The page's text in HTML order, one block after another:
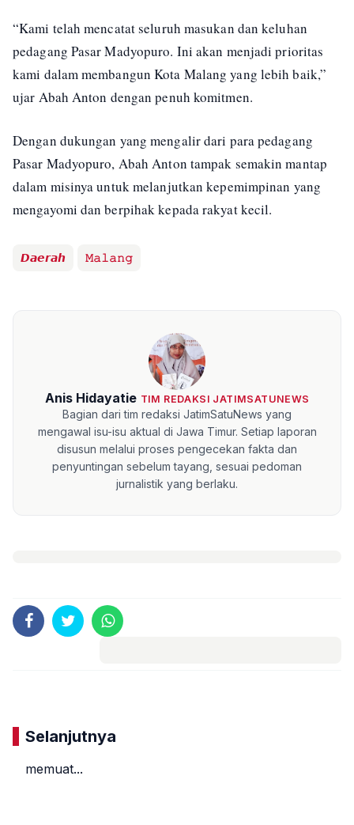
“Kami telah mencatat seluruh masukan dan keluhan
pedagang Pasar Madyopuro. Ini akan menjadi prioritas
kami dalam membangun Kota Malang yang lebih baik,”
ujar Abah Anton dengan penuh komitmen.
Dengan dukungan yang mengalir dari para pedagang
Pasar Madyopuro, Abah Anton tampak semakin mantap
dalam misinya untuk melanjutkan kepemimpinan yang
mengayomi dan berpihak kepada rakyat kecil.
𝘿𝙖𝙚𝙧𝙖𝙝 𝙼𝚊𝚕𝚊𝚗𝚐
Anis Hidayatie TIM REDAKSI JATIMSATUNEWS
Bagian dari tim redaksi JatimSatuNews yang
mengawal isu-isu aktual di Jawa Timur. Setiap laporan
disusun melalui proses pengecekan fakta dan
penyuntingan sebelum tayang, sesuai pedoman
jurnalistik yang berlaku.
Selanjutnya
memuat...